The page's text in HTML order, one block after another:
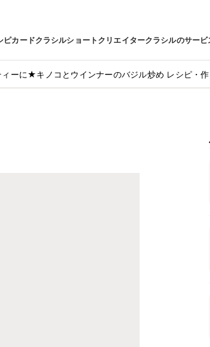
ピカードクラシルショートクリエイタークラシルのサービ
ィーに★キノコとウインナーのバジル炒め レシピ・